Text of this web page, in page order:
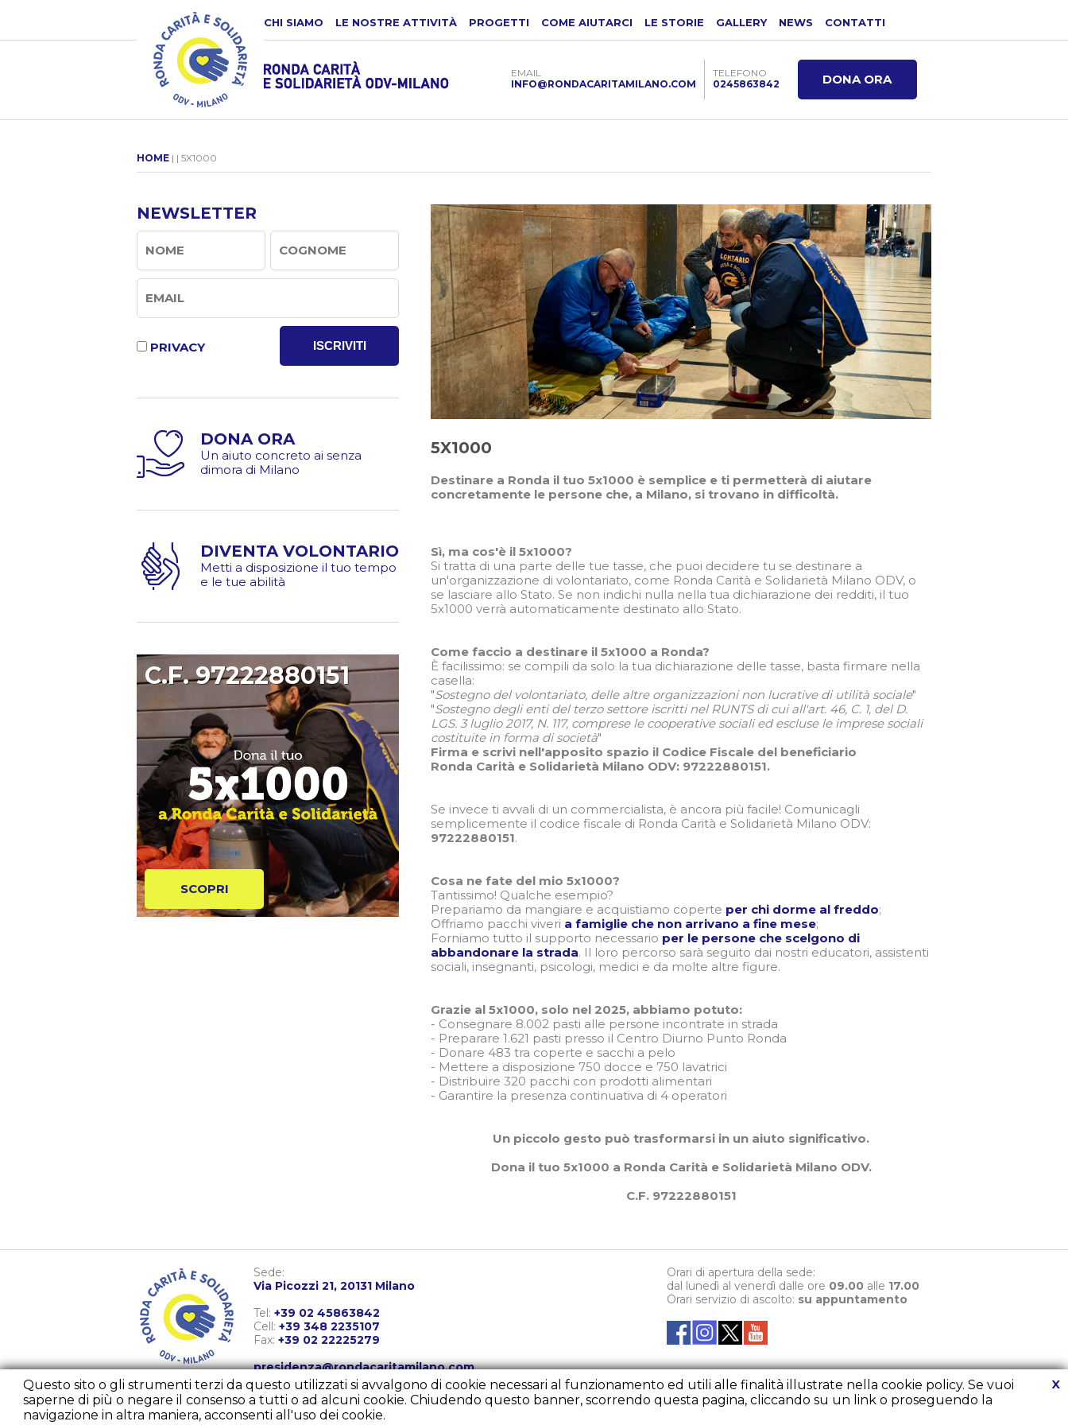
X
Questo sito o gli strumenti terzi da questo utilizzati si avvalgono di cookie necessari al funzionamento ed utili alle finalità illustrate nella cookie policy. Se vuoi
saperne di più o negare il consenso a tutti o ad alcuni cookie. Chiudendo questo banner, scorrendo questa pagina, cliccando su un link o proseguendo la
navigazione in altra maniera, acconsenti all'uso dei cookie.
CHI SIAMO LE NOSTRE ATTIVITÀ PROGETTI COME AIUTARCI LE STORIE GALLERY NEWS CONTATTI
EMAIL
INFO@RONDACARITAMILANO.COM
TELEFONO
0245863842
DONA ORA
HOME | | 5X1000
NEWSLETTER
PRIVACY ISCRIVITI
DONA ORA
Un aiuto concreto ai senza
dimora di Milano
DIVENTA VOLONTARIO
Metti a disposizione il tuo tempo
e le tue abilità
C.F. 97222880151
SCOPRI
5X1000
Destinare a Ronda il tuo 5x1000 è semplice e ti permetterà di aiutare
concretamente le persone che, a Milano, si trovano in difficoltà.
Sì, ma cos'è il 5x1000?
Si tratta di una parte delle tue tasse, che puoi decidere tu se destinare a
un'organizzazione di volontariato, come Ronda Carità e Solidarietà Milano ODV, o
se lasciare allo Stato. Se non indichi nulla nella tua dichiarazione dei redditi, il tuo
5x1000 verrà automaticamente destinato allo Stato.
Come faccio a destinare il 5x1000 a Ronda?
È facilissimo: se compili da solo la tua dichiarazione delle tasse, basta firmare nella
casella:
"Sostegno del volontariato, delle altre organizzazioni non lucrative di utilità sociale"
"Sostegno degli enti del terzo settore iscritti nel RUNTS di cui all'art. 46, C. 1, del D.
LGS. 3 luglio 2017, N. 117, comprese le cooperative sociali ed escluse le imprese sociali
costituite in forma di società"
Firma e scrivi nell'apposito spazio il Codice Fiscale del beneficiario
Ronda Carità e Solidarietà Milano ODV: 97222880151.
Se invece ti avvali di un commercialista, è ancora più facile! Comunicagli
semplicemente il codice fiscale di Ronda Carità e Solidarietà Milano ODV:
97222880151.
Cosa ne fate del mio 5x1000?
Tantissimo! Qualche esempio?
Prepariamo da mangiare e acquistiamo coperte per chi dorme al freddo;
Offriamo pacchi viveri a famiglie che non arrivano a fine mese;
Forniamo tutto il supporto necessario per le persone che scelgono di
abbandonare la strada. Il loro percorso sarà seguito dai nostri educatori, assistenti
sociali, insegnanti, psicologi, medici e da molte altre figure.
Grazie al 5x1000, solo nel 2025, abbiamo potuto:
- Consegnare 8.002 pasti alle persone incontrate in strada
- Preparare 1.621 pasti presso il Centro Diurno Punto Ronda
- Donare 483 tra coperte e sacchi a pelo
- Mettere a disposizione 750 docce e 750 lavatrici
- Distribuire 320 pacchi con prodotti alimentari
- Garantire la presenza continuativa di 4 operatori
Un piccolo gesto può trasformarsi in un aiuto significativo.
Dona il tuo 5x1000 a Ronda Carità e Solidarietà Milano ODV.
C.F. 97222880151
Sede:
Via Picozzi 21, 20131 Milano
Tel: +39 02 45863842
Cell: +39 348 2235107
Fax: +39 02 22225279
presidenza@rondacaritamilano.com
diurno@rondacaritamilano.com
comunicazione@rondacaritamilano.com
Orari di apertura della sede:
dal lunedì al venerdì dalle ore 09.00 alle 17.00
Orari servizio di ascolto: su appuntamento